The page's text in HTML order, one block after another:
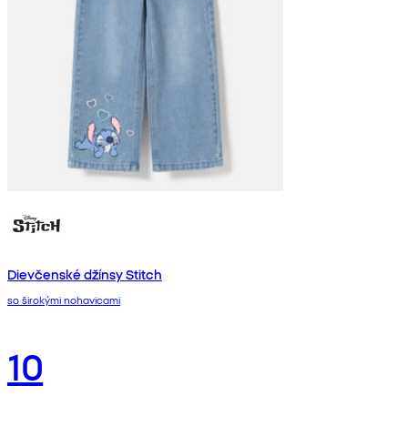
Dievčenské džínsy Stitch
so širokými nohavicami
10